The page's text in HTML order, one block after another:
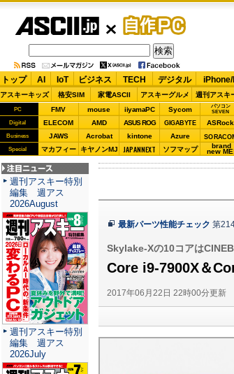
自作PC
トップ AI IoT ビジネス TECH デジタル
アスキーキッズ 格安SIM 家電ASCII アスキーグルメ 週刊アスキ
PC FMV mouse iiyamaPC Sycom
パソコン
SEVEN
Digital ELECOM AMD ASUS ROG GIGABYTE ASRock
Business JAWS Acrobat kintone Azure
Special マカフィー キヤノンMJ JAPANNEXT ソフマップ brand
new
最新パーツ性能チェック 第
Skylake-Xの10コアは
Core i9-7900X＆
2017年06月22日 22時00分更新
注目ニュース
週刊アスキー特別
編集 週アス
2026August
週刊アスキー特別
編集 週アス
2026July